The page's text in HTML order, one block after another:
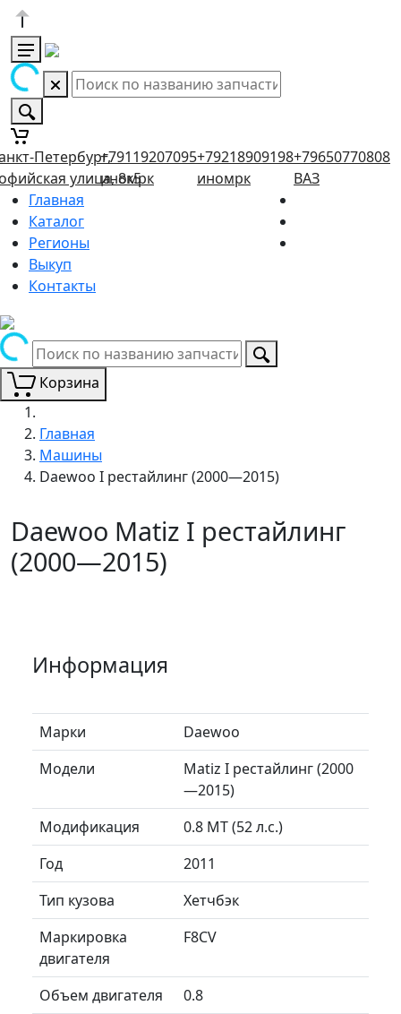
Петербург,
улица, 8к5
+79119207095
иномрк
+79218909198
иномрк
+79650770808
ВАЗ
Главная
Каталог
Регионы
Выкуп
Контакты
Корзина
Главная
Машины
Daewoo I рестайлинг (2000—2015)
Daewoo Matiz I рестайлинг
(2000—2015)
Информация
Марки
Daewoo
Модели
Matiz I рестайлинг (2000
—2015)
Модификация
0.8 MT (52 л.с.)
Год
2011
Тип кузова
Хетчбэк
Маркировка
двигателя
F8CV
Объем двигателя
0.8